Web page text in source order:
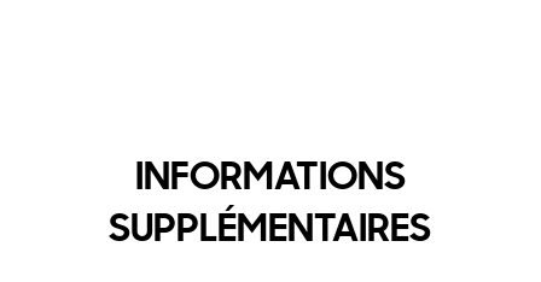
INFORMATIONS
SUPPLÉMENTAIRES